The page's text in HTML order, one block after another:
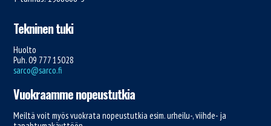
Tekninen tuki
Huolto
Puh. 09 777 15028
sarco@sarco.fi
Vuokraamme nopeustutkia
Meiltä voit myös vuokrata nopeustutkia esim. urheilu-, viihde- ja